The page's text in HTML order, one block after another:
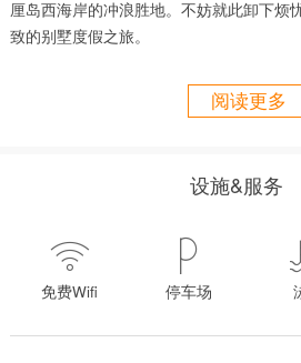
厘岛西海岸的冲浪胜地。不妨就此卸下烦
致的别墅度假之旅。
明石别墅前身为巴厘岛 BOSS 之家，这座
诠释了 BOSS 品牌的生活格调。即刻预订
别墅由知名建筑师亚历克西斯・多尼尔操
独具一格的热带风情设计，将露天生活的
配备空调，随时为你奉上舒适休憩空间。
阅读更多
设施&服务

免费Wifi

停车场